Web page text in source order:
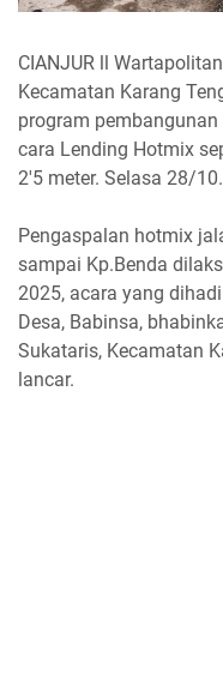
CIANJUR ll
Kecamatan Karang
program
cara Lending Hotmix
2'5 meter. Selasa 28/10.
Pengaspalan hotmix
sampai Kp.Benda
2025, acara yang
Desa, Babinsa,
Sukataris, Kecamatan
lancar.